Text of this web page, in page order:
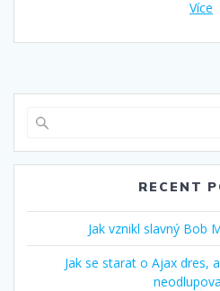
Více
RECENT
Jak vznikl slavný Bob
Jak se starat o Ajax dres,